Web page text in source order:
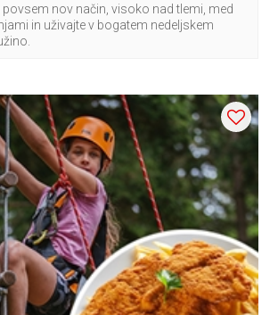
povsem nov način, visoko nad tlemi, med
in uživajte v bogatem nedeljskem